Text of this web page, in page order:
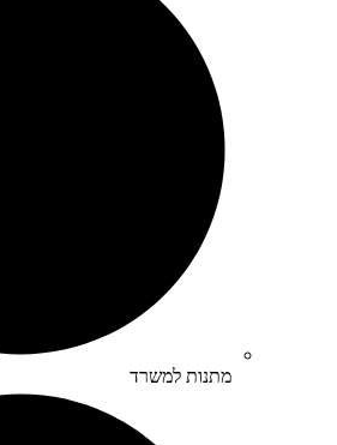
מתנות למשרד